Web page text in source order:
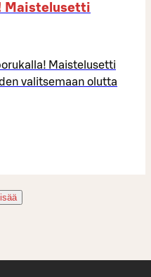
Maistelusetti
Maistelusetti
valitsemaan olutta